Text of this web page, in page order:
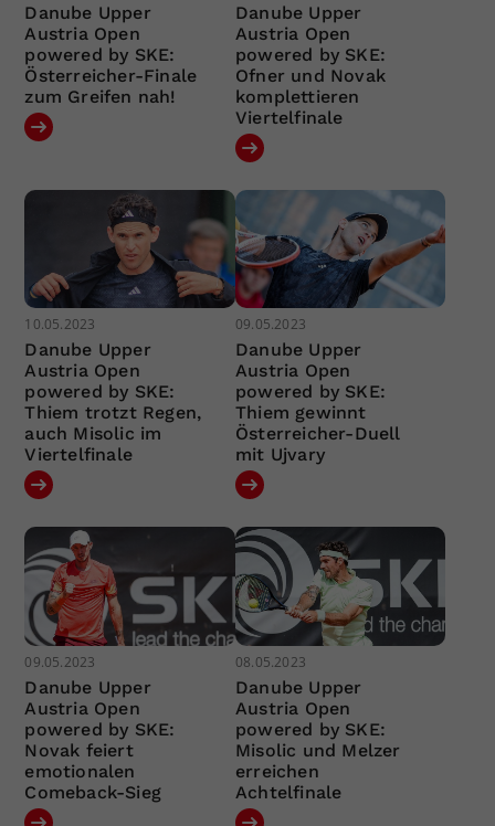
Danube Upper
Austria Open
powered by SKE:
Österreicher-Finale
zum Greifen nah!
Danube Upper
Austria Open
powered by SKE:
Ofner und Novak
komplettieren
Viertelfinale
10.05.2023
Danube Upper
Austria Open
powered by SKE:
Thiem trotzt Regen,
auch Misolic im
Viertelfinale
09.05.2023
Danube Upper
Austria Open
powered by SKE:
Thiem gewinnt
Österreicher-Duell
mit Ujvary
09.05.2023
Danube Upper
Austria Open
powered by SKE:
Novak feiert
emotionalen
Comeback-Sieg
08.05.2023
Danube Upper
Austria Open
powered by SKE:
Misolic und Melzer
erreichen
Achtelfinale